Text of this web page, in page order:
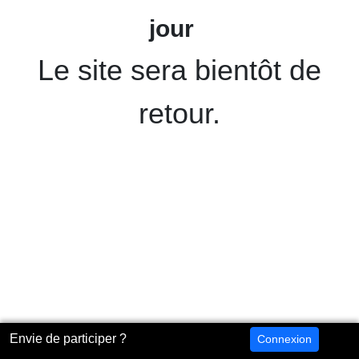
Envie de participer ? Connexion
jour
Le site sera bientôt de
retour.